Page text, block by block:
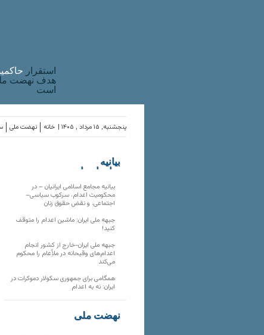
استقرار
هدف نهضت
است
نهضت ملی خانه پنجشنبه, ۱۵ مرداد , ۱۴۰۵ |
بیانیه
سازمان‌های
بیانیه مجامع اسلامی ایرانیان – در
محکومیت اعدام، سرکوب سیاسی–
اجتماعی، و نقض حقوق زنان
جبهه ملی ایران: ماشین اعدام را متوقف
کنید!
جبهه ملی ایران-خارج از کشور انجام
اعدام‌های وقیحانه در ملأِعام را محکوم
می‌کند
همگامی برای جمهوری سکولار دموکرات در
ایران: نه به اعدام
نهضت ملی